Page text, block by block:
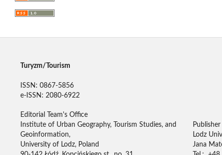
Turyzm/Tourism
ISSN: 0867-5856
e-ISSN: 2080-6922
Editorial Team's Office
Institute of Urban Geography, Tourism Studies, and
Geoinformation,
University of Lodz, Poland
Publisher
Lodz
Jana